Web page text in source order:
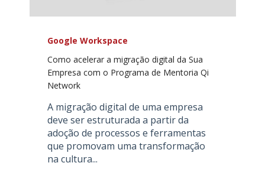
Google Workspace
Como acelerar a migração digital da Sua
Empresa com o Programa de Mentoria Qi
Network
A migração digital de uma empresa
deve ser estruturada a partir da
adoção de processos e ferramentas
que promovam uma transformação
na cultura...